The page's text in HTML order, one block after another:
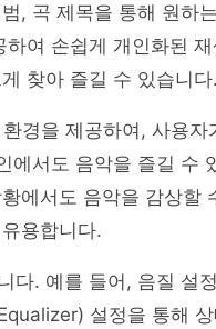
, 곡 제목을 통해 원하
여 손쉽게 개인화된
찾아 즐길 수 있습니다.
경을 제공하여, 사용자
에서도 음악을 즐길 수
에서도 음악을 감상할
용합니다.
다. 예를 들어, 음질 설
설정을 통해